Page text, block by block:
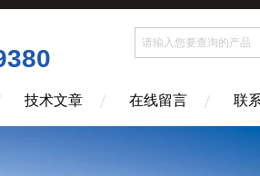
技术文章 在线留言 联